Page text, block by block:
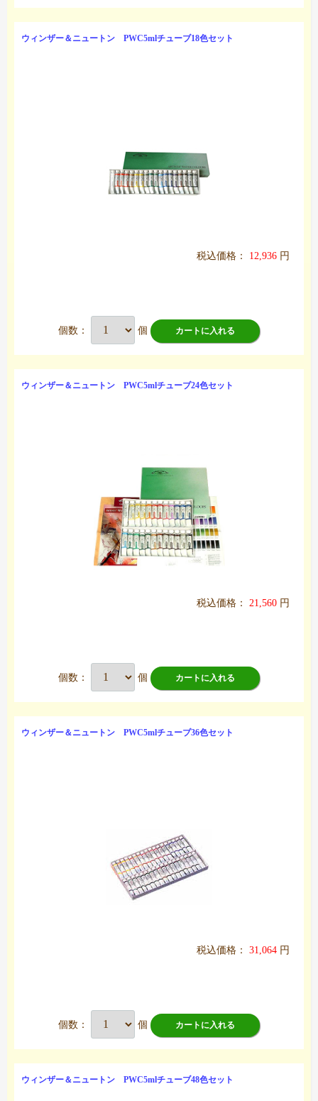
ウィンザー＆ニュートン PWC5mlチューブ18色セット
税込価格： 12,936 円
個数： 個 カートに入れる
ウィンザー＆ニュートン PWC5mlチューブ24色セット
税込価格： 21,560 円
個数： 個 カートに入れる
ウィンザー＆ニュートン PWC5mlチューブ36色セット
税込価格： 31,064 円
個数： 個 カートに入れる
ウィンザー＆ニュートン PWC5mlチューブ48色セット